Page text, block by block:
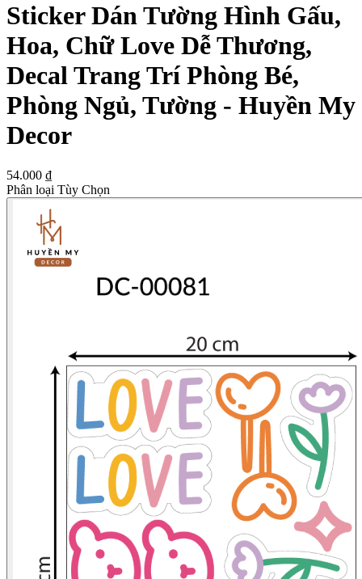
Sticker Dán Tường Hình Gấu,
Hoa, Chữ Love Dễ Thương,
Decal Trang Trí Phòng Bé,
Phòng Ngủ, Tường - Huyền My
Decor
54.000 ₫
Phân loại Tùy Chọn